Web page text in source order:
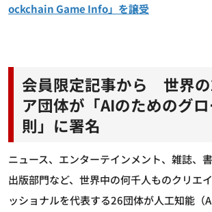
ockchain Game Info」を譲受
会員限定記事から 世界の
ア団体が「AIのためのグ
則」に署名
ニュース、エンターテインメント、雑誌、
出版部門など、世界中の何千人ものクリエ
ッショナルを代表する26団体が人工知能（